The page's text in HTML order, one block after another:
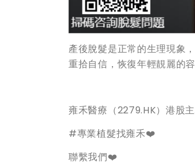
產後脫髮是正常的生理現象
重拾自信，恢復年輕靚麗的容
雍禾醫療（2279.HK）港股
#專業植髮找雍禾❤️
聯繫我們❤️